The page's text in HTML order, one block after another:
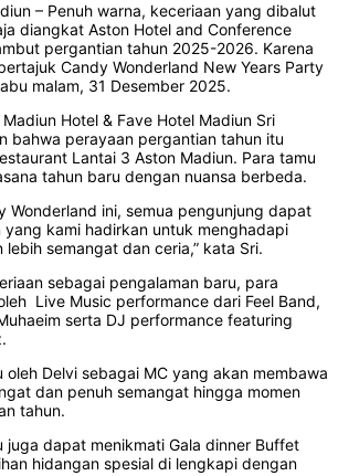
– Penuh warna, keceriaan yang dibalut
diangkat Aston Hotel and Conference
pergantian tahun 2025-2026. Karena
Candy Wonderland New Years Party
malam, 31 Desember 2025.
Hotel & Fave Hotel Madiun Sri
bahwa perayaan pergantian tahun itu
Lantai 3 Aston Madiun. Para tamu
tahun baru dengan nuansa berbeda.
Wonderland ini, semua pengunjung dapat
yang kami hadirkan untuk menghadapi
semangat dan ceria,” kata Sri.
sebagai pengalaman baru, para
Live Music performance dari Feel Band,
serta DJ performance featuring
Delvi sebagai MC yang akan membawa
dan penuh semangat hingga momen
tahun.
juga dapat menikmati Gala dinner Buffet
hidangan spesial di lengkapi dengan